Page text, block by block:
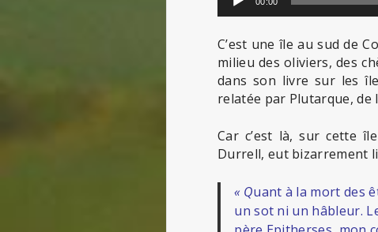
audio
C’est une île au sud de
milieu des oliviers, des
dans son livre sur les
relatée par Plutarque, de
Car c’est là, sur cette
Durrell, eut bizarrement
« Quant à la mort des
un sot ni un hâbleur.